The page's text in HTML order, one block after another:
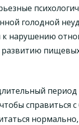
голодной
к нарушению
пищевых
период
справиться